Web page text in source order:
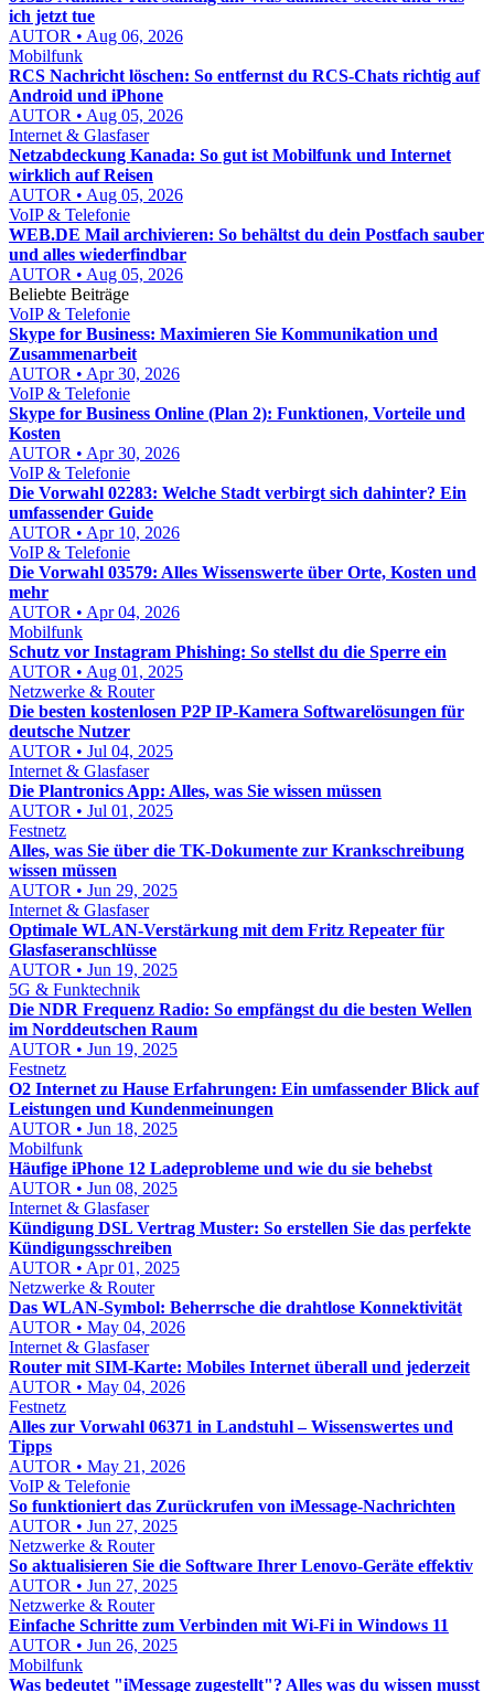
ich jetzt tue
AUTOR • Aug 06, 2026
Mobilfunk
RCS Nachricht löschen: So entfernst du RCS-Chats richtig auf
Android und iPhone
AUTOR • Aug 05, 2026
Internet & Glasfaser
Netzabdeckung Kanada: So gut ist Mobilfunk und Internet
wirklich auf Reisen
AUTOR • Aug 05, 2026
VoIP & Telefonie
WEB.DE Mail archivieren: So behältst du dein Postfach sauber
und alles wiederfindbar
AUTOR • Aug 05, 2026
Beliebte Beiträge
VoIP & Telefonie
Skype for Business: Maximieren Sie Kommunikation und
Zusammenarbeit
AUTOR • Apr 30, 2026
VoIP & Telefonie
Skype for Business Online (Plan 2): Funktionen, Vorteile und
Kosten
AUTOR • Apr 30, 2026
VoIP & Telefonie
Die Vorwahl 02283: Welche Stadt verbirgt sich dahinter? Ein
umfassender Guide
AUTOR • Apr 10, 2026
VoIP & Telefonie
Die Vorwahl 03579: Alles Wissenswerte über Orte, Kosten und
mehr
AUTOR • Apr 04, 2026
Mobilfunk
Schutz vor Instagram Phishing: So stellst du die Sperre ein
AUTOR • Aug 01, 2025
Netzwerke & Router
Die besten kostenlosen P2P IP-Kamera Softwarelösungen für
deutsche Nutzer
AUTOR • Jul 04, 2025
Internet & Glasfaser
Die Plantronics App: Alles, was Sie wissen müssen
AUTOR • Jul 01, 2025
Festnetz
Alles, was Sie über die TK-Dokumente zur Krankschreibung
wissen müssen
AUTOR • Jun 29, 2025
Internet & Glasfaser
Optimale WLAN-Verstärkung mit dem Fritz Repeater für
Glasfaseranschlüsse
AUTOR • Jun 19, 2025
5G & Funktechnik
Die NDR Frequenz Radio: So empfängst du die besten Wellen
im Norddeutschen Raum
AUTOR • Jun 19, 2025
Festnetz
O2 Internet zu Hause Erfahrungen: Ein umfassender Blick auf
Leistungen und Kundenmeinungen
AUTOR • Jun 18, 2025
Mobilfunk
Häufige iPhone 12 Ladeprobleme und wie du sie behebst
AUTOR • Jun 08, 2025
Internet & Glasfaser
Kündigung DSL Vertrag Muster: So erstellen Sie das perfekte
Kündigungsschreiben
AUTOR • Apr 01, 2025
Netzwerke & Router
Das WLAN-Symbol: Beherrsche die drahtlose Konnektivität
AUTOR • May 04, 2026
Internet & Glasfaser
Router mit SIM-Karte: Mobiles Internet überall und jederzeit
AUTOR • May 04, 2026
Festnetz
Alles zur Vorwahl 06371 in Landstuhl – Wissenswertes und
Tipps
AUTOR • May 21, 2026
VoIP & Telefonie
So funktioniert das Zurückrufen von iMessage-Nachrichten
AUTOR • Jun 27, 2025
Netzwerke & Router
So aktualisieren Sie die Software Ihrer Lenovo-Geräte effektiv
AUTOR • Jun 27, 2025
Netzwerke & Router
Einfache Schritte zum Verbinden mit Wi-Fi in Windows 11
AUTOR • Jun 26, 2025
Mobilfunk
Was bedeutet "iMessage zugestellt"? Alles was du wissen musst